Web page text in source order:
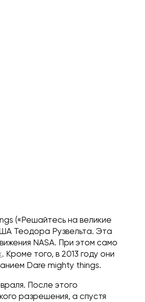
(«Решайтесь на великие
Теодора Рузвельта. Эта
NASA. При этом само
. Кроме того, в 2013 году они
Dare mighty things.
После этого
разрешения, а спустя